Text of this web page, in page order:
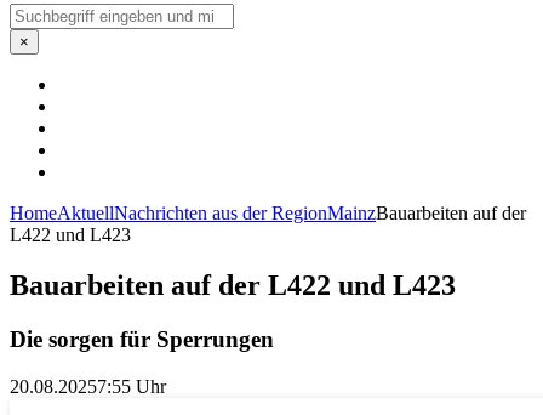
Suchen
×
HomeAktuellNachrichten aus der RegionMainzBauarbeiten auf der
L422 und L423
Bauarbeiten auf der L422 und L423
Die sorgen für Sperrungen
20.08.20257:55 Uhr